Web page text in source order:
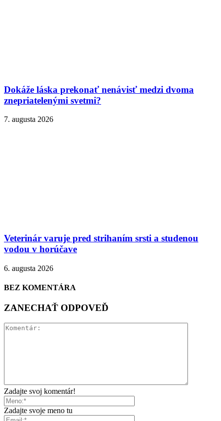
Dokáže láska prekonať nenávisť medzi dvoma
znepriatelenými svetmi?
7. augusta 2026
Veterinár varuje pred strihaním srsti a studenou
vodou v horúčave
6. augusta 2026
BEZ KOMENTÁRA
ZANECHAŤ ODPOVEĎ
Zadajte svoj komentár!
Zadajte svoje meno tu